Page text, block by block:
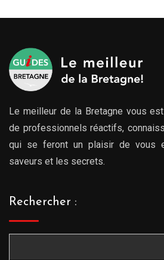
Le meilleur de la Bretagne vous
de professionnels réactifs,
qui se feront un plaisir de vous
saveurs et les secrets.
Rechercher :